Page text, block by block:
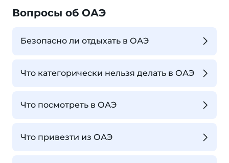
Вопросы об ОАЭ
Безопасно ли отдыхать в ОАЭ
Что категорически нельзя делать в ОАЭ
Что посмотреть в ОАЭ
Что привезти из ОАЭ